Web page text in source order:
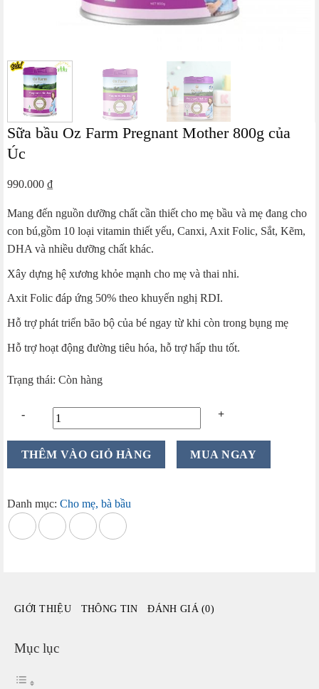
Sữa bầu Oz Farm Pregnant Mother 800g của
Úc
990.000 ₫
Mang đến nguồn dưỡng chất cần thiết cho mẹ bầu và mẹ đang cho
con bú,gồm 10 loại vitamin thiết yếu, Canxi, Axit Folic, Sắt, Kẽm,
DHA và nhiều dưỡng chất khác.
Xây dựng hệ xương khỏe mạnh cho mẹ và thai nhi.
Axit Folic đáp ứng 50% theo khuyến nghị RDI.
Hỗ trợ phát triển bão bộ của bé ngay từ khi còn trong bụng mẹ
Hỗ trợ hoạt động đường tiêu hóa, hỗ trợ hấp thu tốt.
Trạng thái: Còn hàng
Sữa
Farm
Pregnant
Mother
lượng
THÊM VÀO GIỎ HÀNG MUA NGAY
Danh mục: Cho mẹ, bà bầu
GIỚI THIỆU THÔNG TIN ĐÁNH GIÁ (0)
Mục lục